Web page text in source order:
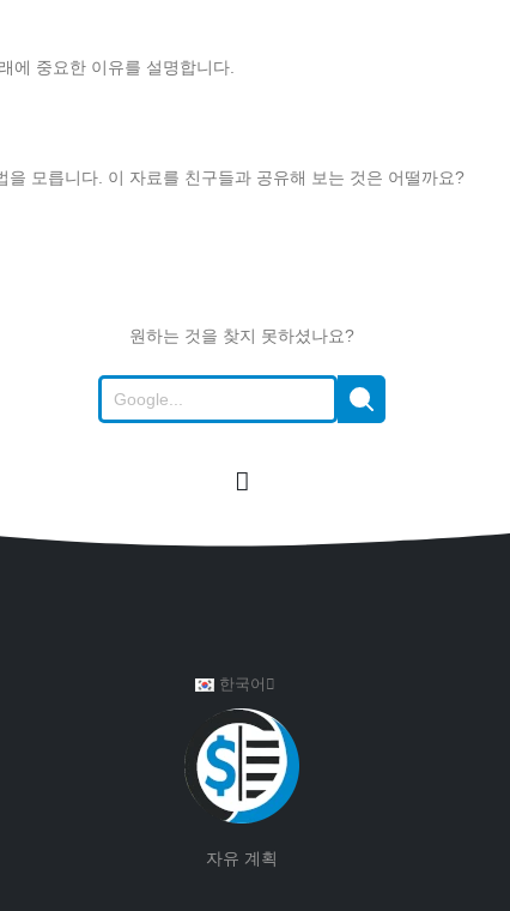
에 중요한 이유를 설명합니다.
모릅니다. 이 자료를 친구들과 공유해 보는 것은 어떨까요?
원하는 것을 찾지 못하셨나요?
한국어
자유 계획